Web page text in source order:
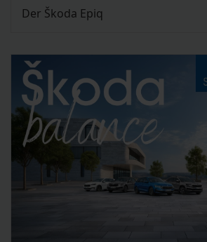
Der Škoda Epiq